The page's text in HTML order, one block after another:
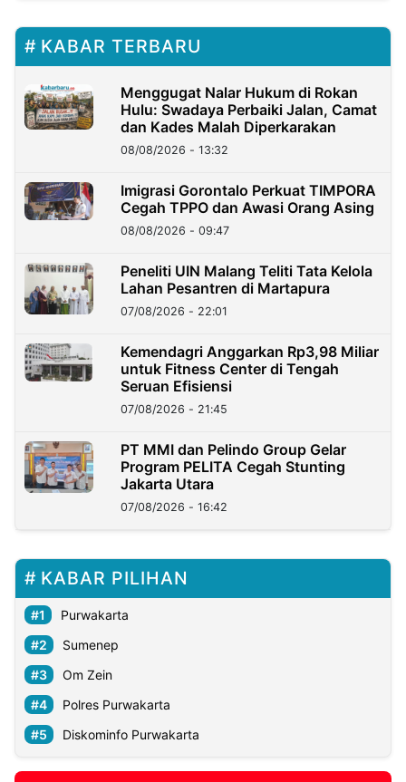
KABAR TERBARU
Menggugat Nalar Hukum di Rokan
Hulu: Swadaya Perbaiki Jalan, Camat
dan Kades Malah Diperkarakan
08/08/2026 - 13:32
Imigrasi Gorontalo Perkuat TIMPORA
Cegah TPPO dan Awasi Orang Asing
08/08/2026 - 09:47
Peneliti UIN Malang Teliti Tata Kelola
Lahan Pesantren di Martapura
07/08/2026 - 22:01
Kemendagri Anggarkan Rp3,98 Miliar
untuk Fitness Center di Tengah
Seruan Efisiensi
07/08/2026 - 21:45
PT MMI dan Pelindo Group Gelar
Program PELITA Cegah Stunting
Jakarta Utara
07/08/2026 - 16:42
KABAR PILIHAN
Purwakarta
Sumenep
Om Zein
Polres Purwakarta
Diskominfo Purwakarta